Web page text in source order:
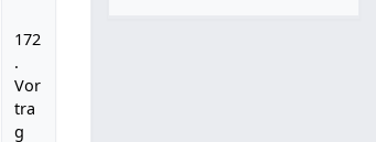
172
.
Vor
tra
g